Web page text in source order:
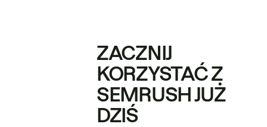
ZACZNIJ
KORZYSTAĆ Z
SEMRUSH JUŻ
DZIŚ